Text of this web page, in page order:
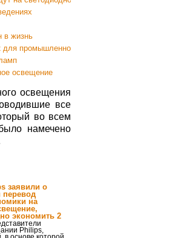
в жизнь
промышленного использования
освещение
освещения
все
во всем
намечено
заявили о
на
экономить 2
Philips,